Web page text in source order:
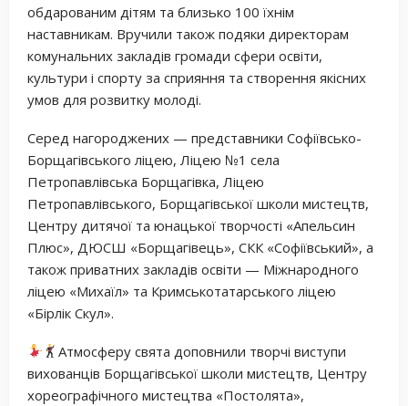
обдарованим дітям та близько 100 їхнім
наставникам. Вручили також подяки директорам
комунальних закладів громади сфери освіти,
культури і спорту за сприяння та створення якісних
умов для розвитку молоді.
Серед нагороджених — представники Софіївсько-
Борщагівського ліцею, Ліцею №1 села
Петропавлівська Борщагівка, Ліцею
Петропавлівського, Борщагівської школи мистецтв,
Центру дитячої та юнацької творчості «Апельсин
Плюс», ДЮСШ «Борщагівець», СКК «Софіївський», а
також приватних закладів освіти — Міжнародного
ліцею «Михаїл» та Кримськотатарського ліцею
«Бірлік Скул».
Атмосферу свята доповнили творчі виступи
вихованців Борщагівської школи мистецтв, Центру
хореографічного мистецтва «Постолята»,